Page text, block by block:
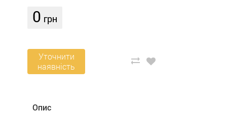
0 грн
Уточнити
наявність
Опис